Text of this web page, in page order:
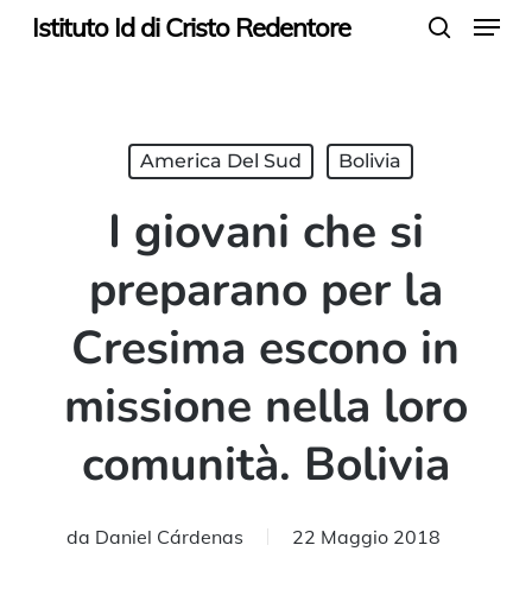
SkipIstituto Id di Cristo Redentore Menu
America Del Sud Bolivia
I giovani che si
preparano per la
Cresima escono in
missione nella loro
comunità. Bolivia
da Daniel Cárdenas 22 Maggio 2018